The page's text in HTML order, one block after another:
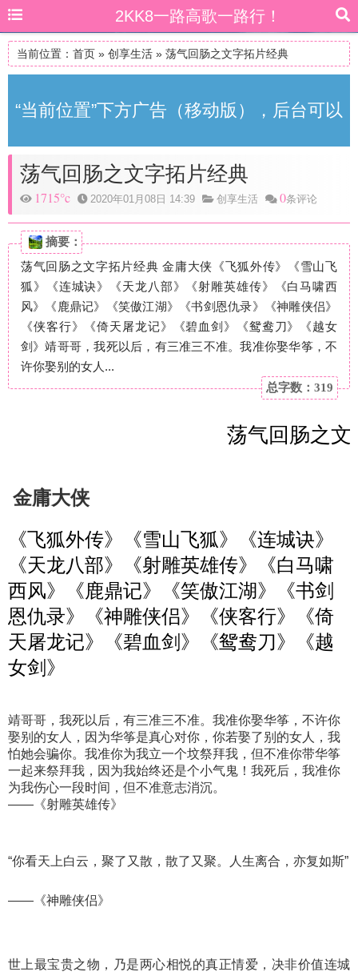
2KK8一路高歌一路行！
当前位置： 首页 » 创享生活 » 荡气回肠之文字拓片经典
“当前位置”下方广告（移动版），后台可以
自由更改
荡气回肠之文字拓片经典
1715°c 2020年01月08日 14:39 创享生活 0条评论
摘要：
荡气回肠之文字拓片经典 金庸大侠《飞狐外传》《雪山飞
狐》《连城诀》《天龙八部》《射雕英雄传》《白马啸西
风》《鹿鼎记》《笑傲江湖》《书剑恩仇录》《神雕侠侣》
《侠客行》《倚天屠龙记》《碧血剑》《鸳鸯刀》《越女
剑》靖哥哥，我死以后，有三准三不准。我准你娶华筝，不
许你娶别的女人...
总字数：319
荡气回肠之
金庸大侠
《飞狐外传》《雪山飞狐》《连城诀》
《天龙八部》《射雕英雄传》《白马啸
西风》《鹿鼎记》《笑傲江湖》《书剑
恩仇录》《神雕侠侣》《侠客行》《倚
天屠龙记》《碧血剑》《鸳鸯刀》《越
女剑》
靖哥哥，我死以后，有三准三不准。我准你娶华筝，不许你
娶别的女人，因为华筝是真心对你，你若娶了别的女人，我
怕她会骗你。我准你为我立一个坟祭拜我，但不准你带华筝
一起来祭拜我，因为我始终还是个小气鬼！我死后，我准你
为我伤心一段时间，但不准意志消沉。
——《射雕英雄传》
“你看天上白云，聚了又散，散了又聚。人生离合，亦复如斯”
——《神雕侠侣》
世上最宝贵之物，乃是两心相悦的真正情爱，决非价值连城